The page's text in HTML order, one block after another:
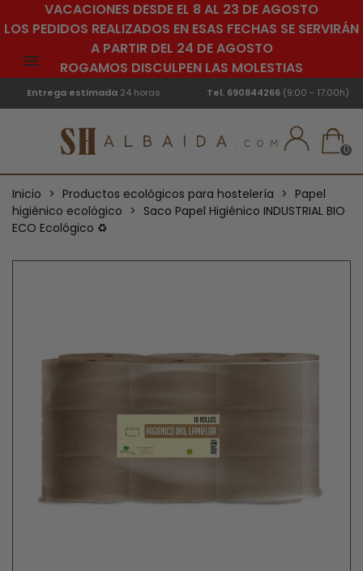
VACACIONES DESDE EL 8 AL 23 DE AGOSTO
LOS PEDIDOS REALIZADOS EN ESAS FECHAS SE SERVIRÁN
A PARTIR DEL 24 DE AGOSTO
ROGAMOS DISCULPEN LAS MOLESTIAS
Entrega estimada 24 horas Tel. 690844266 (9:00 - 17:00h)
0
Inicio > Productos ecológicos para hostelería > Papel
higiénico ecológico > Saco Papel Higiénico INDUSTRIAL BIO
ECO Ecológico ♻